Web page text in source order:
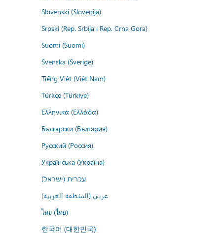
Slovenski (Slovenija)
Srpski (Rep. Srbija i Rep. Crna Gora)
Suomi (Suomi)
Svenska (Sverige)
Tiếng Việt (Việt Nam)
Türkçe (Türkiye)
Ελληνικά (Ελλάδα)
Български (България)
Русский (Россия)
Українська (Україна)
עברית (ישראל)
عربي (المنطقة العربية)
ไทย (ไทย)
한국어 (대한민국)